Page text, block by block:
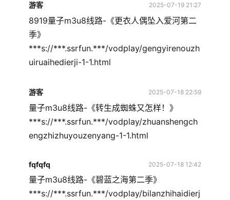
游客 2025-07-19 21:27
8919量子m3u8线路-《更衣人偶坠入爱河第二
季》
***s://***.ssrfun.***/vodplay/gengyirenouzh
uiruaihedierji-1-1.html
游客 2025-07-18 22:59
量子m3u8线路-《转生成蜘蛛又怎样！》
***s://***.ssrfun.***/vodplay/zhuanshengch
engzhizhuyouzenyang-1-1.html
fqfqfq 2025-07-18 12:42
量子m3u8线路-《碧蓝之海第二季》
***s://***.ssrfun.***/vodplay/bilanzhihaidierj